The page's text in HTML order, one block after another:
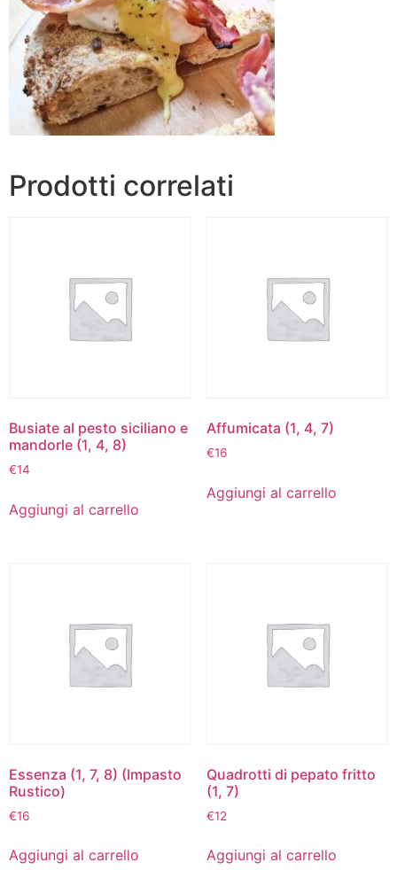
Prodotti correlati
Busiate al pesto siciliano e
mandorle (1, 4, 8)
€14
Aggiungi al carrello
Affumicata (1, 4, 7)
€16
Aggiungi al carrello
Essenza (1, 7, 8) (Impasto
Rustico)
€16
Aggiungi al carrello
Quadrotti di pepato fritto
(1, 7)
€12
Aggiungi al carrello